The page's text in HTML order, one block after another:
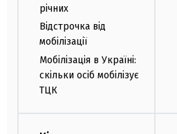
річних
Відстрочка від
мобілізації
Мобілізація в Україні:
скільки осіб мобілізує
ТЦК